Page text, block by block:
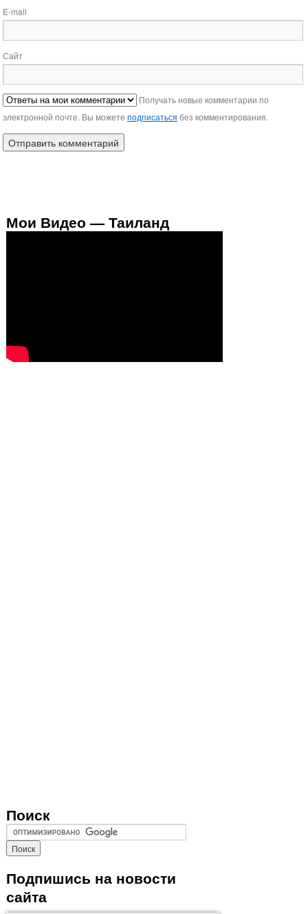
E-mail
Сайт
Получать новые комментарии по
электронной почте. Вы можете подписаться без комментирования.
Мои Видео — Таиланд
Поиск
Подпишись на новости
сайта